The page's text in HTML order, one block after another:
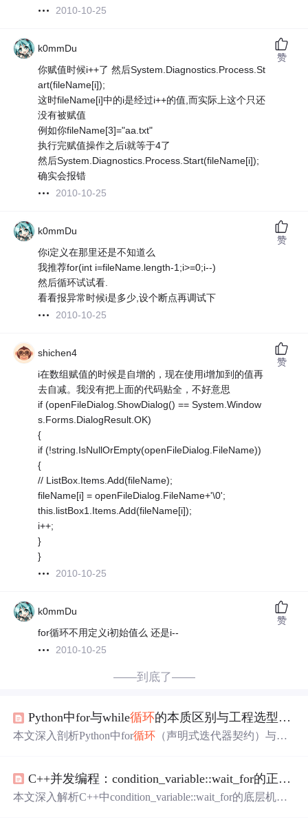
2010-10-25
k0mmDu
你赋值时候i++了 然后System.Diagnostics.Process.St
art(fileName[i]);
这时fileName[i]中的i是经过i++的值,而实际上这个只还
没有被赋值
例如你fileName[3]="aa.txt"
执行完赋值操作之后i就等于4了
然后System.Diagnostics.Process.Start(fileName[i]);
确实会报错
2010-10-25
赞
k0mmDu
你i定义在那里还是不知道么
我推荐for(int i=fileName.length-1;i>=0;i--)
然后循环试试看.
看看报异常时候i是多少,设个断点再调试下
2010-10-25
赞
shichen4
i在数组赋值的时候是自增的，现在使用i增加到的值再
去自减。我没有把上面的代码贴全，不好意思
if (openFileDialog.ShowDialog() == System.Window
s.Forms.DialogResult.OK)
{
if (!string.IsNullOrEmpty(openFileDialog.FileName))
{
// ListBox.Items.Add(fileName);
fileName[i] = openFileDialog.FileName+'\0';
this.listBox1.Items.Add(fileName[i]);
i++;
}
}
2010-10-25
赞
k0mmDu
for循环不用定义i初始值么 还是i--
2010-10-25
赞
——到底了——
Python中for与while循环的本质区别与工程选型指南
本文深入剖析Python中for循环 （声明式迭代器契约）与whi
循环诊断等工程实践要点。重点强调：for适用于确定性数
据遍历，while适用于外部状态等待；错误选型导致83%性
C++并发编程：condition_variable::wait_for的正确使用与避坑指南
本文深入解析C++中condition_variable::wait_for的底层机